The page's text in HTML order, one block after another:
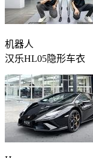
机器人
汉乐HL05隐形车衣